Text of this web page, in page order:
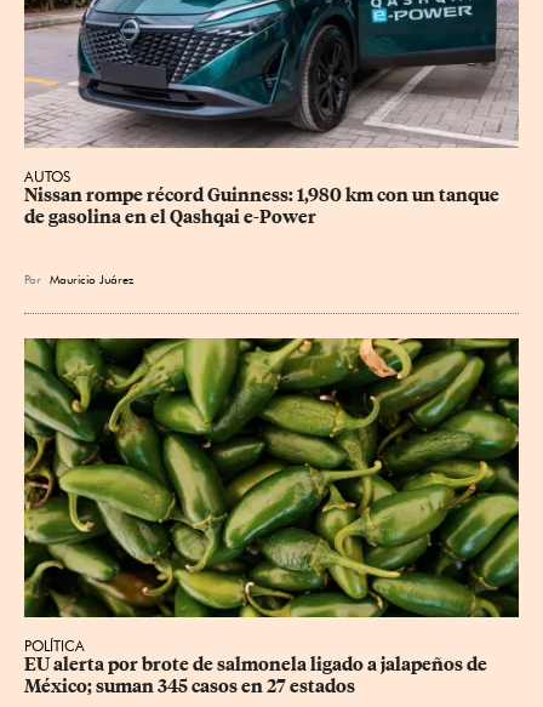
AUTOS
Nissan rompe récord Guinness: 1,980 km con un tanque
de gasolina en el Qashqai e-Power
Por Mauricio Juárez
POLÍTICA
EU alerta por brote de salmonela ligado a jalapeños de
México; suman 345 casos en 27 estados